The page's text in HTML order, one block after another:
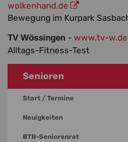
wolkenhand.de
Bewegung im Kurpark
TV Wössingen - www.tv-w.de
Alltags-Fitness-Test
Senioren
Start / Termine
Neuigkeiten
BTB-Seniorenrat